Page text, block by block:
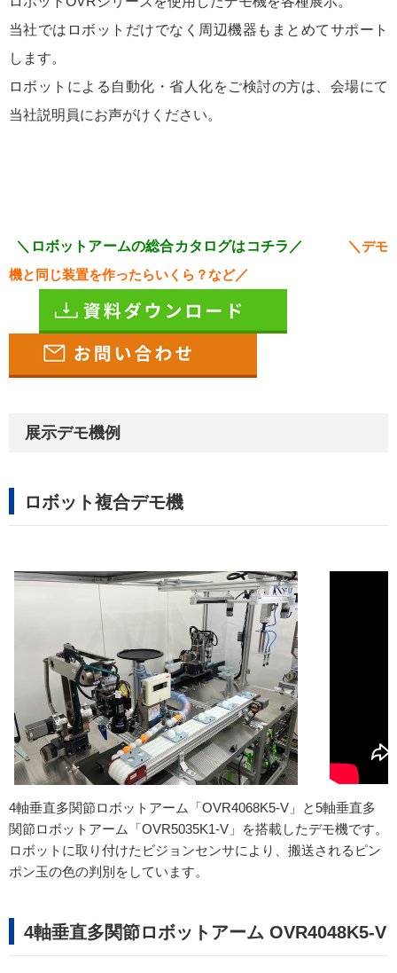
当社ではロボットだけでなく周辺機器もまとめてサポート
します。
ロボットによる自動化・省人化をご検討の方は、会場にて
当社説明員にお声がけください。
＼ロボットアームの総合カタログはコチラ／ ＼ デモ
機と同じ装置を作ったらいくら？など／
展示デモ機例
ロボット複合デモ機
4軸垂直多関節ロボットアーム「OVR4068K5-V」と5軸垂直多
関節ロボットアーム「OVR5035K1-V」を搭載したデモ機です。
ロボットに取り付けたビジョンセンサにより、搬送されるピン
ポン玉の色の判別をしています。
4軸垂直多関節ロボットアーム OVR4048K5-V